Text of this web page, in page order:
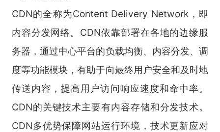
CDN的全称为Content Delivery Network，即
内容分发网络。CDN依靠部署在各地的边缘服
务器，通过中心平台的负载均衡、内容分发、调
度等功能模块，有助于向最终用户安全和及时地
传送内容，提高用户访问响应速度和命中率。
CDN的关键技术主要有内容存储和分发技术。
CDN多优势保障网站运行环境，技术更新应对